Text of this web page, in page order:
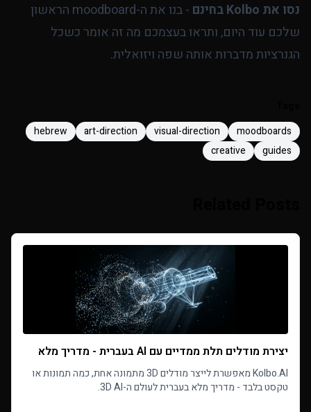
נסו את Kolbo בחינם
- בנו את ה-moodboard הראשון
שלכם עוד היום, ותראו בעצמכם מה זה אומר כשכל
הגנרציות מדברות אותה שפה ויזואלית.
moodboards
visual-direction
art-direction
hebrew
guides
creative
יצירת מודלים תלת ממדיים עם AI בעברית - מדריך מלא
Kolbo.AI מאפשרת לייצר מודלים 3D מתמונה אחת, כמה תמונות או
טקסט בלבד - מדריך מלא בעברית לעולם ה-3D AI.